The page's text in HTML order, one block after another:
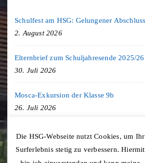
2. August 2026
Elternbrief zum Schuljahresende 2025/26
30. Juli 2026
Mosca-Exkursion der Klasse 9b
26. Juli 2026
Freiburg-Exkursion des Geschichte LK
Die HSG-Webseite nutzt Cookies, um Ihr
Surferlebnis stetig zu verbessern. Hiermit